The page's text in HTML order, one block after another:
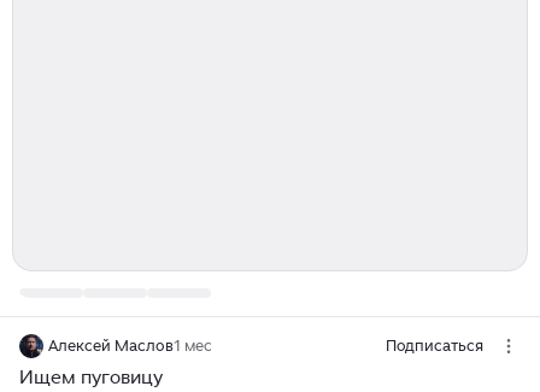
Алексей Маслов1 мес Подписаться
Ищем пуговицу